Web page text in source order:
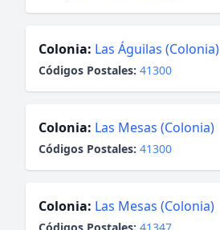
Colonia: Las Águilas (Colonia)
Códigos Postales: 41300
Colonia: Las Mesas (Colonia)
Códigos Postales: 41300
Colonia: Las Mesas (Colonia)